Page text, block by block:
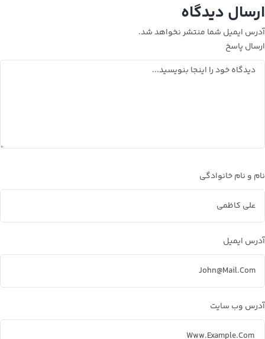
ارسال دیدگاه
آدرس ایمیل شما منتشر نخواهد شد.
ارسال پاسخ
نام و نام خانوادگی
آدرس ایمیل
آدرس وب سایت